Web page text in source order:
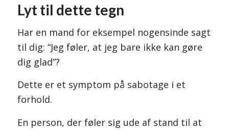
Lyt til dette tegn
Har en mand for eksempel nogensinde sagt
til dig: “Jeg føler, at jeg bare ikke kan gøre
dig glad”?
Dette er et symptom på sabotage i et
forhold.
En person, der føler sig ude af stand til at